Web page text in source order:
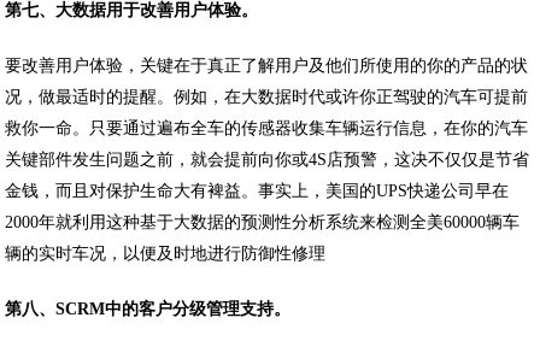
第七、大数据用于改善用户体验。
要改善用户体验，关键在于真正了解用户及他们所使用的你的产品的状
况，做最适时的提醒。例如，在大数据时代或许你正驾驶的汽车可提前
救你一命。只要通过遍布全车的传感器收集车辆运行信息，在你的汽车
关键部件发生问题之前，就会提前向你或4S店预警，这决不仅仅是节省
金钱，而且对保护生命大有裨益。事实上，美国的UPS快递公司早在
2000年就利用这种基于大数据的预测性分析系统来检测全美60000辆车
辆的实时车况，以便及时地进行防御性修理
第八、SCRM中的客户分级管理支持。